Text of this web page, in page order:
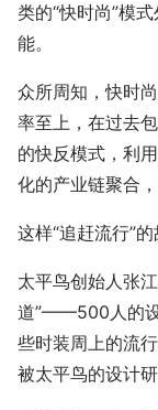
类的“快时尚”模
能。
众所周知，快时
率至上，在过去
的快反模式，利
化的产业链聚合
这样“追赶流行”
太平鸟创始人张
道”——500人的设
些时装周上的流
被太平鸟的设计